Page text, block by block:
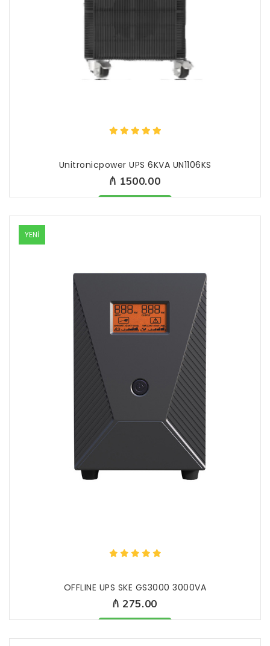
Unitronicpower UPS 6KVA UN1106KS
₼ 1500.00
Məhsul mövcüddur
YENİ
OFFLINE UPS SKE GS3000 3000VA
₼ 275.00
Məhsul mövcüddur